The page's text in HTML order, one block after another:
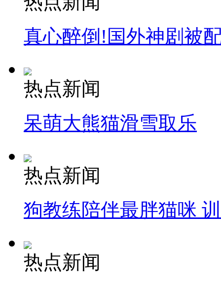
真心醉倒!国外神剧被
热点新闻
呆萌大熊猫滑雪取乐
热点新闻
狗教练陪伴最胖猫咪
热点新闻